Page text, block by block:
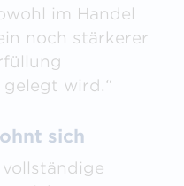
im Handel
noch stärkerer
wird.“
sich